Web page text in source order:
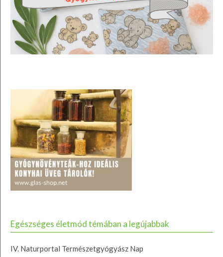
Egészséges életmód témában a legújabbak
IV. Naturportal Természetgyógyász Nap